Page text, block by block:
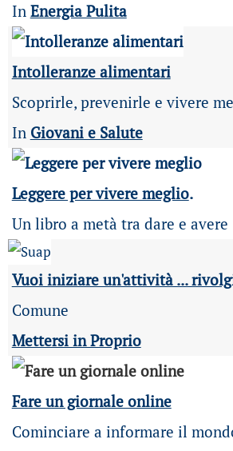
In Energia Pulita
Intolleranze alimentari
Scoprirle, prevenirle e vivere
In Giovani e Salute
Leggere per vivere meglio.
Un libro a metà tra dare e avere
Vuoi iniziare un'attività ...
Comune
Mettersi in Proprio
Fare un giornale online
Cominciare a informare il